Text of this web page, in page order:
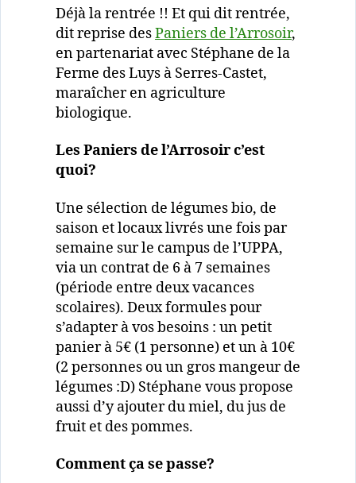
Déjà la rentrée !! Et qui dit rentrée,
dit reprise desPaniers de l’Arrosoir,
en partenariat avec Stéphane de la
Ferme des Luys à Serres-Castet,
maraîcher en agriculture
biologique.
Les Paniers de l’Arrosoir c’est
quoi?
Une sélection de légumes bio, de
saison et locaux livrés une fois par
semaine sur le campus de l’UPPA,
via un contrat de 6 à 7 semaines
(période entre deux vacances
scolaires). Deux formules pour
s’adapter à vos besoins : un petit
panier à 5€ (1 personne) et un à 10€
(2 personnes ou un gros mangeur de
légumes :D) Stéphane vous propose
aussi d’y ajouter du miel, du jus de
fruit et des pommes.
Comment ça se passe?